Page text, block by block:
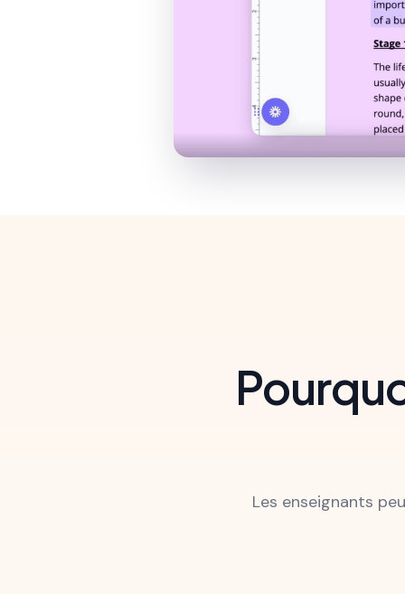
Les enseignants